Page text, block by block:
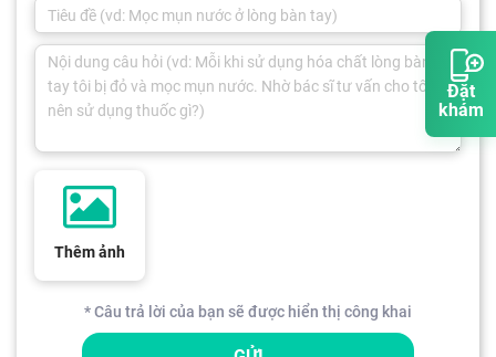
Đặt
khám
Thêm ảnh
* Câu trả lời của bạn sẽ được hiển thị công khai